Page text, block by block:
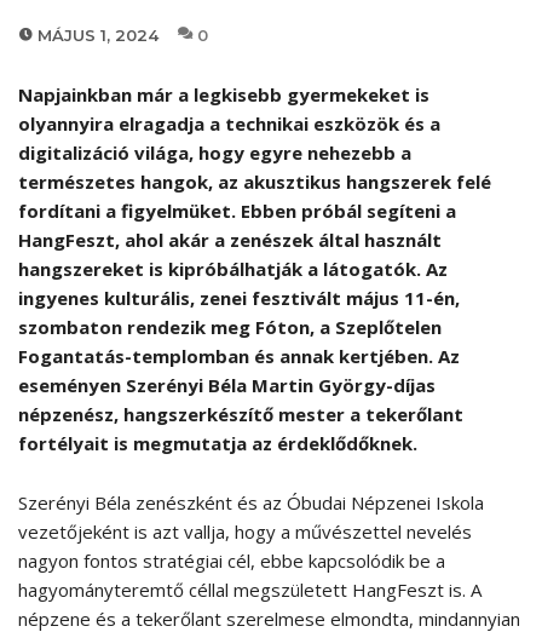
MÁJUS 1, 2024 0
Napjainkban már a legkisebb gyermekeket is
olyannyira elragadja a technikai eszközök és a
digitalizáció világa, hogy egyre nehezebb a
természetes hangok, az akusztikus hangszerek felé
fordítani a figyelmüket. Ebben próbál segíteni a
HangFeszt, ahol akár a zenészek által használt
hangszereket is kipróbálhatják a látogatók. Az
ingyenes kulturális, zenei fesztivált május 11-én,
szombaton rendezik meg Fóton, a Szeplőtelen
Fogantatás-templomban és annak kertjében. Az
eseményen Szerényi Béla Martin György-díjas
népzenész, hangszerkészítő mester a tekerőlant
fortélyait is megmutatja az érdeklődőknek.
Szerényi Béla zenészként és az Óbudai Népzenei Iskola
vezetőjeként is azt vallja, hogy a művészettel nevelés
nagyon fontos stratégiai cél, ebbe kapcsolódik be a
hagyományteremtő céllal megszületett HangFeszt is. A
népzene és a tekerőlant szerelmese elmondta, mindannyian